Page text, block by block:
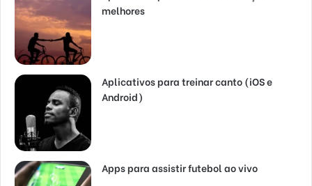
melhores
Aplicativos para treinar canto (iOS e
Android)
Apps para assistir futebol ao vivo